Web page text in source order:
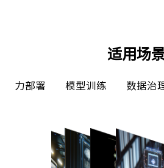
适用场
模型训练 数据治理 知识